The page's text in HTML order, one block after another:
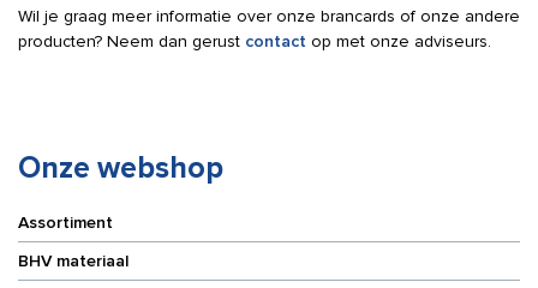
Wil je graag meer informatie over onze brancards of onze andere
producten? Neem dan gerust contact op met onze adviseurs.
Onze webshop
Assortiment
BHV materiaal